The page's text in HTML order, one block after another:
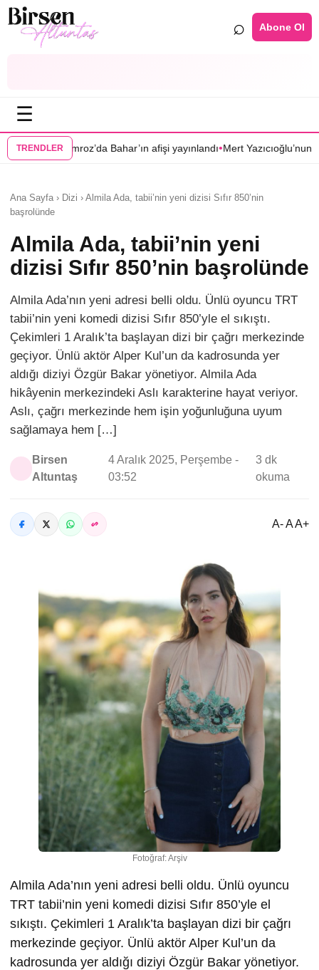
⌕ Abone Ol
☰
TRENDLER
Bahar’ın afişi yayınlandı•Mert Yazıcıoğlu’nun Aras dizisi
Ana Sayfa › Dizi › Almila Ada, tabii’nin yeni dizisi Sıfır 850’nin
başrolünde
Almila Ada, tabii’nin yeni
dizisi Sıfır 850’nin başrolünde
Almila Ada’nın yeni adresi belli oldu. Ünlü oyuncu TRT
tabii’nin yeni komedi dizisi Sıfır 850’yle el sıkıştı.
Çekimleri 1 Aralık’ta başlayan dizi bir çağrı merkezinde
geçiyor. Ünlü aktör Alper Kul’un da kadrosunda yer
aldığı diziyi Özgür Bakar yönetiyor. Almila Ada
hikâyenin merkezindeki Aslı karakterine hayat veriyor.
Aslı, çağrı merkezinde hem işin yoğunluğuna uyum
sağlamaya hem […]
Birsen
Altuntaş
4 Aralık 2025, Perşembe -
03:52
3 dk
okuma
A- A A+
Fotoğraf: Arşiv
Almila Ada’nın yeni adresi belli oldu. Ünlü oyuncu
TRT tabii’nin yeni komedi dizisi Sıfır 850’yle el
sıkıştı. Çekimleri 1 Aralık’ta başlayan dizi bir çağrı
merkezinde geçiyor. Ünlü aktör Alper Kul’un da
kadrosunda yer aldığı diziyi Özgür Bakar yönetiyor.